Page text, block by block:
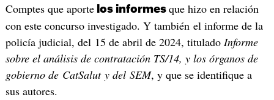
Comptes que aportelos informes que hizo en relación
con este concurso investigado. Y también el informe de la
policía judicial, del 15 de abril de 2024, tituladoInforme
sobre el análisis de contratación TS/14, y los órganos de
gobierno de CatSalut y del SEM, y que se identifique a
sus autores.